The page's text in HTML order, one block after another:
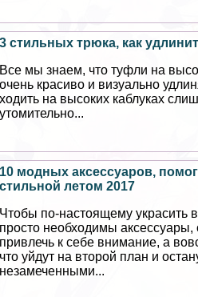
3 стильных трюка, как
Все мы знаем, что туфли на
очень красиво и визуально
ходить на высоких каблуках
утомительно...
10 модных аксессуаров,
стильной летом 2017
Чтобы по-настоящему украсить
просто необходимы
привлечь к себе внимание, а
что уйдут на второй план и
незамеченными...